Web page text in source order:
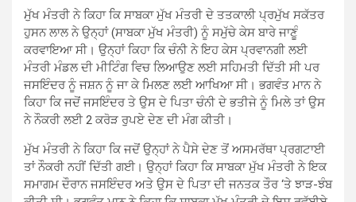
ਮੁੱਖ ਮੰਤਰੀ ਨੇ ਕਿਹਾ ਕਿ ਸਾਬਕਾ ਮੁੱਖ ਮੰਤਰੀ ਦੇ ਤਤਕਾਲੀ ਪ੍ਰਮੁੱਖ ਸਕੱਤਰ
ਹੁਸਨ ਲਾਲ ਨੇ ਉਨ੍ਹਾਂ (ਸਾਬਕਾ ਮੁੱਖ ਮੰਤਰੀ) ਨੂੰ ਸਮੁੱਚੇ ਕੇਸ ਬਾਰੇ ਜਾਣੂੰ
ਕਰਵਾਇਆ ਸੀ। ਉਨ੍ਹਾਂ ਕਿਹਾ ਕਿ ਚੰਨੀ ਨੇ ਇਹ ਕੇਸ ਪ੍ਰਵਾਨਗੀ ਲਈ
ਮੰਤਰੀ ਮੰਡਲ ਦੀ ਮੀਟਿੰਗ ਵਿਚ ਲਿਆਉਣ ਲਈ ਸਹਿਮਤੀ ਦਿੱਤੀ ਸੀ ਪਰ
ਜਸਇੰਦਰ ਨੂੰ ਜਸ਼ਨ ਨੂੰ ਜਾ ਕੇ ਮਿਲਣ ਲਈ ਆਖਿਆ ਸੀ। ਭਗਵੰਤ ਮਾਨ ਨੇ
ਕਿਹਾ ਕਿ ਜਦੋਂ ਜਸਇੰਦਰ ਤੇ ਉਸ ਦੇ ਪਿਤਾ ਚੰਨੀ ਦੇ ਭਤੀਜੇ ਨੂੰ ਮਿਲੇ ਤਾਂ ਉਸ
ਨੇ ਨੌਕਰੀ ਲਈ 2 ਕਰੋੜ ਰੁਪਏ ਦੇਣ ਦੀ ਮੰਗ ਕੀਤੀ।
ਮੁੱਖ ਮੰਤਰੀ ਨੇ ਕਿਹਾ ਕਿ ਜਦੋਂ ਉਨ੍ਹਾਂ ਨੇ ਪੈਸੇ ਦੇਣ ਤੋਂ ਅਸਮਰੱਥਾ ਪ੍ਰਗਟਾਈ
ਤਾਂ ਨੌਕਰੀ ਨਹੀਂ ਦਿੱਤੀ ਗਈ। ਉਨ੍ਹਾਂ ਕਿਹਾ ਕਿ ਸਾਬਕਾ ਮੁੱਖ ਮੰਤਰੀ ਨੇ ਇਕ
ਸਮਾਗਮ ਦੌਰਾਨ ਜਸਇੰਦਰ ਅਤੇ ਉਸ ਦੇ ਪਿਤਾ ਦੀ ਜਨਤਕ ਤੌਰ ‘ਤੇ ਝਾੜ-ਝੰਬ